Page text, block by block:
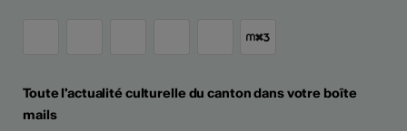
Toute l'actualité culturelle du canton dans votre boîte
mails